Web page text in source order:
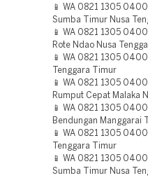
📱 WA 0821 1305
Sumba Timur Nusa
📱 WA 0821 1305
Rote Ndao Nusa
📱 WA 0821 1305
Tenggara Timur
📱 WA 0821 1305
Rumput Cepat Malaka
📱 WA 0821 1305
Bendungan Manggarai
📱 WA 0821 1305
Tenggara Timur
📱 WA 0821 1305
Sumba Timur Nusa